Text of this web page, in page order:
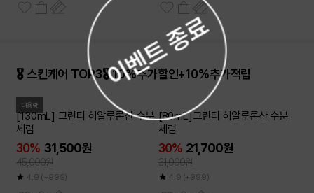
🎖️ 스킨케어 TOP3🎖️ 10%추가할인+10%추가적립
대용량
[130mL] 그린티 히알루론산 수분
세럼
30% 31,500원
45,000원
4.9 (+999)
[80mL]그린티 히알루론산 수분
세럼
30% 21,700원
31,000원
4.9 (+999)